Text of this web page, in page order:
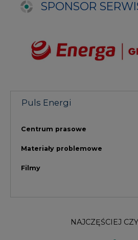
Filmy
1Energetyka i gospodarka:
których mówi teraz rynek
2
ogłoszenia